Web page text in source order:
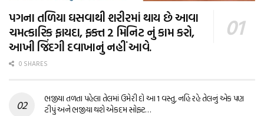
પગના તળિયા ઘસવાથી શરીરમાં થાય છે આવા
ચમત્કારિક ફાયદા, ફક્ત 2 મિનિટ નું કામ કરો,
આખી જિંદગી દવાખાનું નહીં આવે.
0 SHARES
ભજીયા તળતા પહેલા તેલમાં ઉમેરી દો આ 1 વસ્તુ, નહિ રહે તેલનું એક પણ
ટીપું અને ભજીયા થશે એકદમ સોફ્ટ…